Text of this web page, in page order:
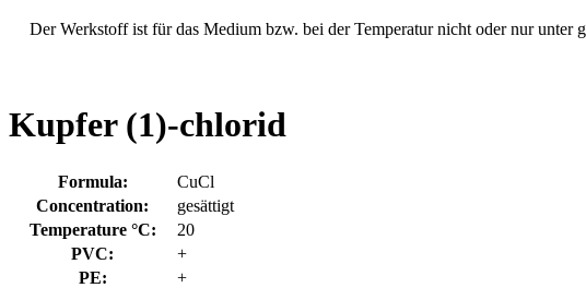
Der Werkstoff ist für das Medium bzw. bei der Temperatur nicht oder nur unter
Kupfer (1)-chlorid
Formula:
CuCl
Concentration:
gesättigt
Temperature °C:
20
PVC:
+
PE:
+